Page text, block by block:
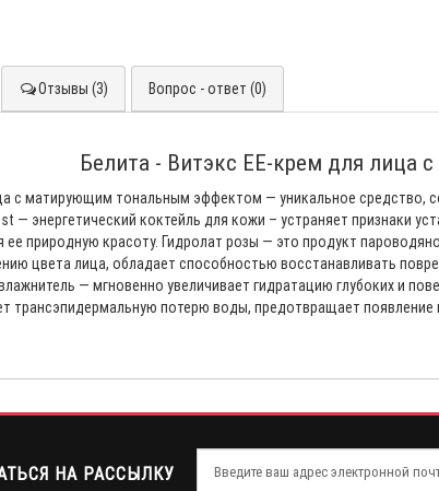
Отзывы (3) Вопрос - ответ (0)
Белита - Витэкс EE-крем для
с матирующим тональным эффектом — уникальное средство,
— энергетический коктейль для кожи – устраняет признаки
ее природную красоту. Гидролат розы — это продукт
цвета лица, обладает способностью восстанавливать
— мгновенно увеличивает гидратацию глубоких и
трансэпидермальную потерю воды, предотвращает
НА РАССЫЛКУ